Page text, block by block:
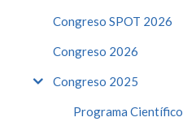
Congreso SPOT 2026
Congreso 2026
Congreso 2025
Programa Científico